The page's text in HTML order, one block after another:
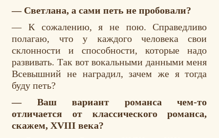
— Светлана, а сами петь не пробовали?
— К сожалению, я не пою. Справедливо
полагаю, что у каждого человека свои
склонности и способности, которые надо
развивать. Так вот вокальными данными меня
Всевышний не наградил, зачем же я тогда
буду петь?
— Ваш вариант романса чем-то
отличается от классического романса,
скажем, XVIII века?